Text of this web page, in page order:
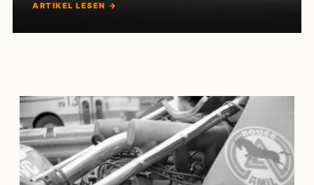
ARTIKEL LESEN →